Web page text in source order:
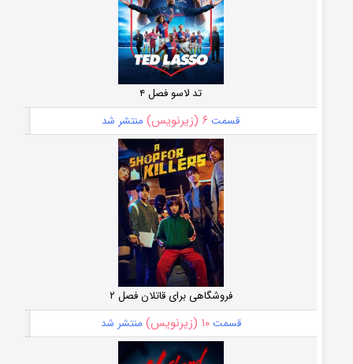
تد لاسو فصل ۴
قسمت ۶ (زیرنویس) منتشر شد
فروشگاهی برای قاتلان فصل ۲
قسمت۱۰ (زیرنویس) منتشر شد